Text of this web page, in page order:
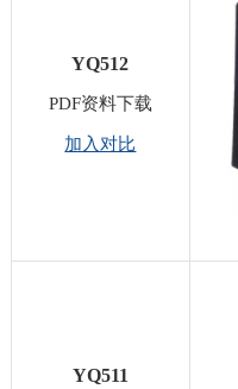
YQ512
PDF资料下载
加入对比
YQ511